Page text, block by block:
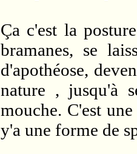
Ça c'est la
bramanes, se
d'apothéose,
nature , jusqu'à
mouche. C'est
y'a une forme de